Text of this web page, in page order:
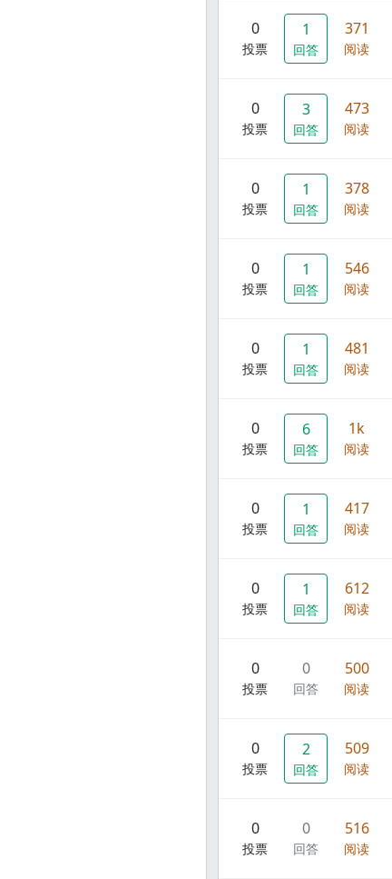
0
投票
1
回答
371
阅读
0
投票
3
回答
473
阅读
0
投票
1
回答
378
阅读
0
投票
1
回答
546
阅读
0
投票
1
回答
481
阅读
0
投票
6
回答
1k
阅读
0
投票
1
回答
417
阅读
0
投票
1
回答
612
阅读
0
投票
0
回答
500
阅读
0
投票
2
回答
509
阅读
0
投票
0
回答
516
阅读